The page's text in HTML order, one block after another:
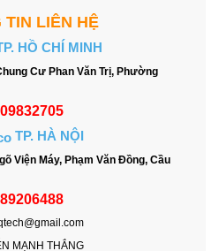
TIN LIÊN HỆ
HỒ CHÍ MINH
Cư Phan Văn Trị, Phường
TP. HÀ NỘI
Viện Máy, Phạm Văn Đồng, Cầu
MẠNH THẮNG